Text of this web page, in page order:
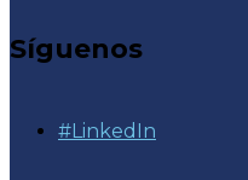
Síguenos
#LinkedIn